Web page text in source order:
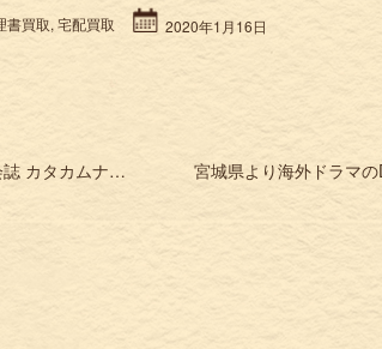
書買取, 宅配買取 2020年1月16日
« 高松市で相似象学会誌 カタカムナの本を買取 心霊 宗教 精神世界 スピリチュアルなど